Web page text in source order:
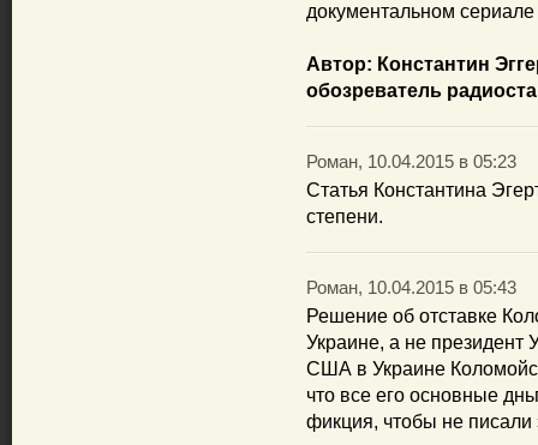
документальном
Автор: Константин
обозреватель
Роман, 10.04.2015 в 05:23
Статья Константина
степени.
Роман, 10.04.2015 в 05:43
Решение об отставке
Украине, а не президент
США в Украине
что все его основные
фикция, чтобы не писали